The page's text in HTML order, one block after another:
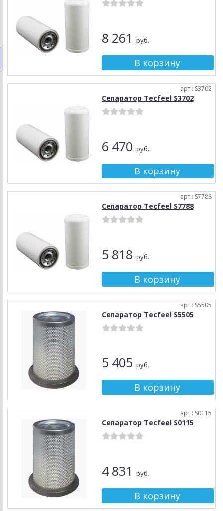
8 261 руб.
арт.: S3702
Сепаратор Tecfeel S3702
6 470 руб.
арт.: S7788
Сепаратор Tecfeel S7788
5 818 руб.
арт.: S5505
Сепаратор Tecfeel S5505
5 405 руб.
арт.: S0115
Сепаратор Tecfeel S0115
4 831 руб.